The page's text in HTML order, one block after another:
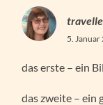
5.
das erste – ein
das zweite – ein